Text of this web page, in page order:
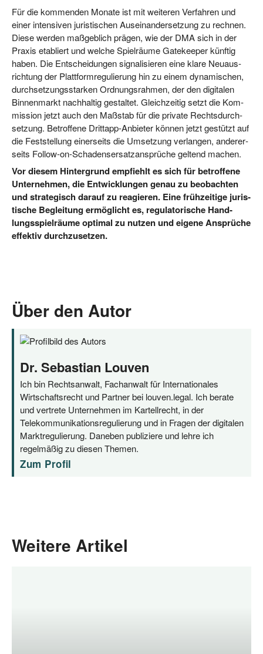
Für die kom­men­den Mona­te ist mit wei­te­ren Ver­fah­ren und
einer inten­si­ven juris­ti­schen Aus­ein­an­der­set­zung zu rech­nen.
Die­se wer­den maß­geb­lich prä­gen, wie der DMA sich in der
Pra­xis eta­bliert und wel­che Spiel­räu­me Gate­kee­per künf­tig
haben. Die Ent­schei­dun­gen signa­li­sie­ren eine kla­re Neu­aus­
rich­tung der Platt­form­re­gu­lie­rung hin zu einem dyna­mi­schen,
durch­set­zungs­star­ken Ord­nungs­rah­men, der den digi­ta­len
Bin­nen­markt nach­hal­tig gestal­tet. Gleich­zei­tig setzt die Kom­
mis­si­on jetzt auch den Maß­stab für die pri­va­te Rechts­durch­
set­zung. Betrof­fe­ne Dritt­app-Anbie­ter kön­nen jetzt gestützt auf
die Fest­stel­lung einer­seits die Umset­zung ver­lan­gen, ande­rer­
seits Fol­low-on-Scha­dens­er­satz­an­sprü­che gel­tend machen.
Vor die­sem Hin­ter­grund emp­fiehlt es sich für betrof­fe­ne
Unter­neh­men, die Ent­wick­lun­gen genau zu beob­ach­ten
und stra­te­gisch dar­auf zu reagie­ren. Eine früh­zei­ti­ge juris­
ti­sche Beglei­tung ermög­licht es, regu­la­to­ri­sche Hand­
lungs­spiel­räu­me opti­mal zu nut­zen und eige­ne Ansprü­che
effek­tiv durchzusetzen.
Über den Autor
Dr. Sebastian Louven
Ich bin Rechtsanwalt, Fachanwalt für Internationales
Wirtschaftsrecht und Partner bei louven.legal. Ich berate
und vertrete Unternehmen im Kartellrecht, in der
Telekommunikationsregulierung und in Fragen der digitalen
Marktregulierung. Daneben publiziere und lehre ich
regelmäßig zu diesen Themen.
Zum Profil
Weitere Artikel